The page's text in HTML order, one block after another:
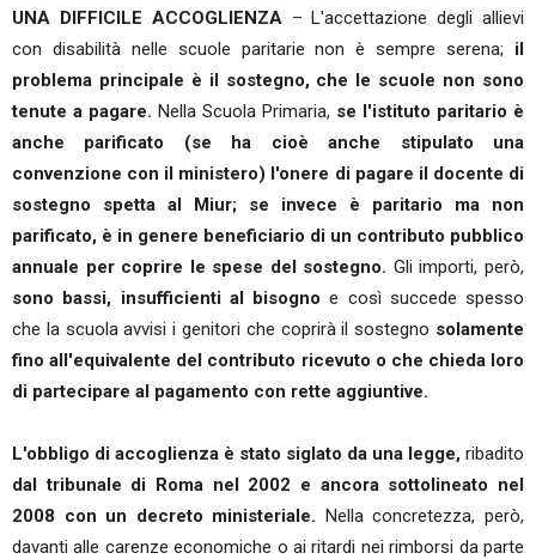
UNA DIFFICILE ACCOGLIENZA– L'accettazione degli allievi
con disabilità nelle scuole paritarie non è sempre serena; il
problema principale è il sostegno, che le scuole non sono
tenute a pagare. Nella Scuola Primaria, se l'istituto paritario è
anche parificato (se ha cioè anche stipulato una
convenzione con il ministero) l'onere di pagare il docente di
sostegno spetta al Miur; se invece è paritario ma non
parificato, è in genere beneficiario di un contributo pubblico
annuale per coprire le spese del sostegno. Gli importi, però,
sono bassi, insufficienti al bisogno e così succede spesso
che la scuola avvisi i genitori che coprirà il sostegno solamente
fino all'equivalente del contributo ricevuto o che chieda loro
di partecipare al pagamento con rette aggiuntive.
L'obbligo di accoglienza è stato siglato da una legge, ribadito
dal tribunale di Roma nel 2002 e ancora sottolineato nel
2008 con un decreto ministeriale. Nella concretezza, però,
davanti alle carenze economiche o ai ritardi nei rimborsi da parte